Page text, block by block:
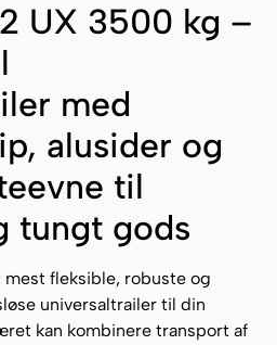
UX 3500 kg –
med
alusider og
til
tungt gods
fleksible, robuste og
universaltrailer til din
kan kombinere transport af